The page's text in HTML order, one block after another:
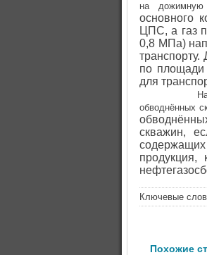
на дожимную
основного
ЦПС, а газ
0,8 МПа)
по площади
для
обводнённых
скважин,
Ключевые
Похожие